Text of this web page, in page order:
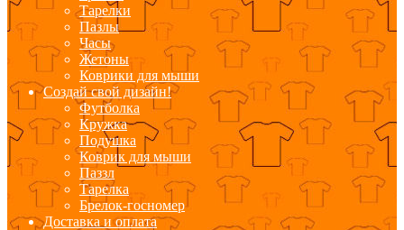
Тарелки
Пазлы
Часы
Жетоны
Коврики для мыши
Создай свой дизайн!
Футболка
Кружка
Подушка
Коврик для мыши
Паззл
Тарелка
Брелок-госномер
Доставка и оплата